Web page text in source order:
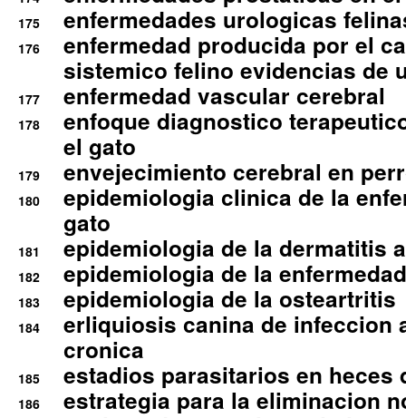
175 enfermedades urologicas
176
enfermedad producida por el
sistemico felino evidencias de
177 enfermedad vascular cerebral
178
enfoque diagnostico
el gato
179 envejecimiento cerebral en
180
epidemiologia clinica de la
gato
181 epidemiologia de la dermatitis
182 epidemiologia de la
183 epidemiologia de la osteartritis
184
erliquiosis canina de infeccion
cronica
185 estadios parasitarios en heces
186
estrategia para la eliminacion